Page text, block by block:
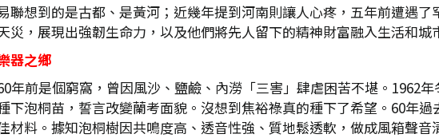
聯想到的是古都、是黃河；近幾年提到河南則讓人心疼，五年前遭遇
災，展現出強韌生命力，以及他們將先人留下的精神財富融入生活和城
器之鄉
年前是個窮窩，曾因風沙、鹽鹼、內澇「三害」肆虐困苦不堪。1962
下泡桐苗，誓言改變蘭考面貌。沒想到焦裕祿真的種下了希望。60年
材料。據知泡桐樹因共鳴度高、透音性強、質地鬆透軟，做成風箱聲